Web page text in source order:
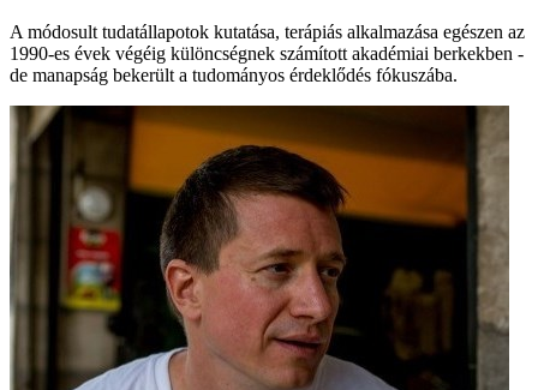
A módosult tudatállapotok kutatása, terápiás alkalmazása egészen az
1990-es évek végéig különcségnek számított akadémiai berkekben -
de manapság bekerült a tudományos érdeklődés fókuszába.